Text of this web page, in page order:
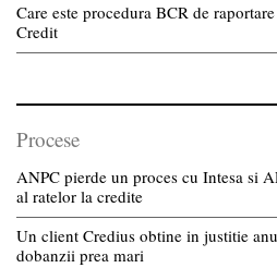
Care este procedura BCR de
Credit
Procese
ANPC pierde un proces cu Intesa si
al ratelor la credite
Un client Credius obtine in justitie
dobanzii prea mari